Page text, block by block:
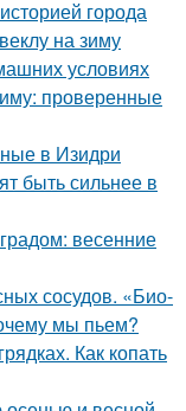
города
на зиму
условиях
проверенные
в Изидри
быть сильнее в
весенние
сосудов. «Био-
мы пьем?
Как копать